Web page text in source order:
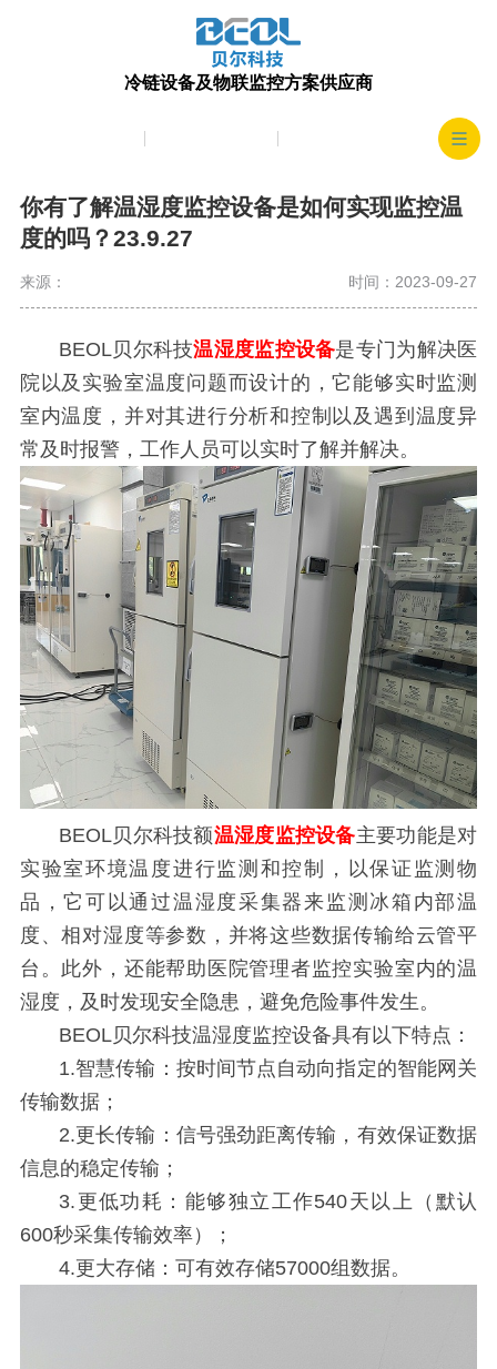
冷链设备及物联监控方案供应商
你有了解温湿度监控设备是如何实现监控温
度的吗？23.9.27
来源： 时间：2023-09-27
BEOL贝尔科技温湿度监控设备是专门为解决医
院以及实验室温度问题而设计的，它能够实时监测
室内温度，并对其进行分析和控制以及遇到温度异
常及时报警，工作人员可以实时了解并解决。
BEOL贝尔科技额温湿度监控设备主要功能是对
实验室环境温度进行监测和控制，以保证监测物
品，它可以通过温湿度采集器来监测冰箱内部温
度、相对湿度等参数，并将这些数据传输给云管平
台。此外，还能帮助医院管理者监控实验室内的温
湿度，及时发现安全隐患，避免危险事件发生。
BEOL贝尔科技温湿度监控设备具有以下特点：
1.智慧传输：按时间节点自动向指定的智能网关
传输数据；
2.更长传输：信号强劲距离传输，有效保证数据
信息的稳定传输；
3.更低功耗：能够独立工作540天以上（默认
600秒采集传输效率）；
4.更大存储：可有效存储57000组数据。